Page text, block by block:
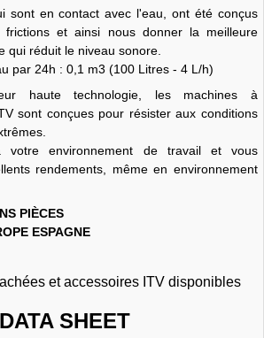
sont en contact avec l'eau, ont été conçus
frictions et ainsi nous donner la meilleure
qui réduit le niveau sonore.
par 24h : 0,1 m3 (100 Litres - 4 L/h)
haute technologie, les machines à
sont conçues pour résister aux conditions
votre environnement de travail et vous
rendements, même en environnement
PIÈCES
ESPAGNE
et accessoires ITV disponibles
DATA SHEET